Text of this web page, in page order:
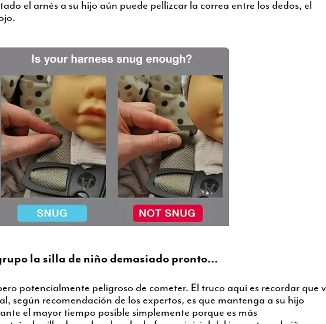
el arnés a su hijo aún puede pellizcar la correa entre los dedos, el
la silla de niño demasiado pronto...
potencialmente peligroso de cometer. El truco aquí es recordar que
según recomendación de los expertos, es que mantenga a su hijo
el mayor tiempo posible simplemente porque es más